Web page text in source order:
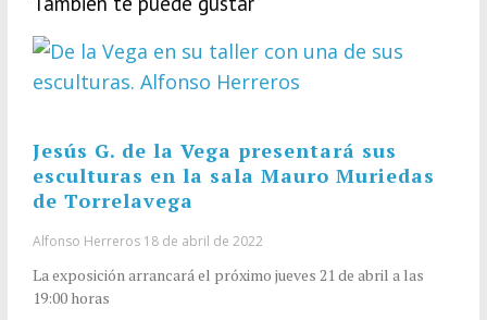
Jesús G. de la Vega presentará sus
esculturas en la sala Mauro Muriedas
de Torrelavega
Alfonso Herreros 18 de abril de 2022
La exposición arrancará el próximo jueves 21 de abril a las
19:00 horas